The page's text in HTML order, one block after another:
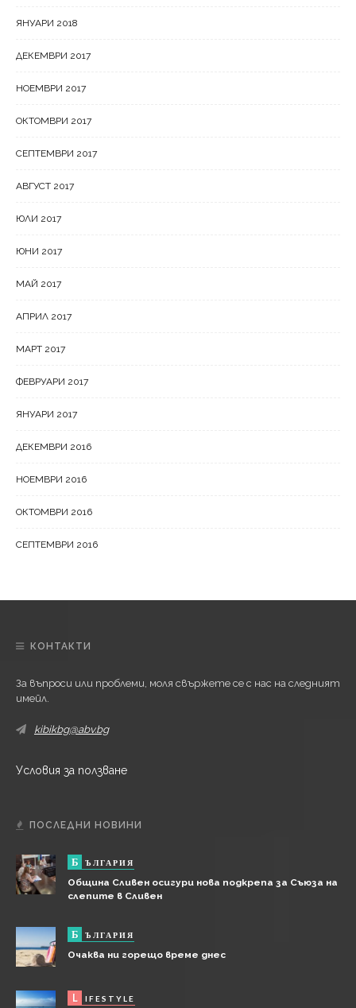
ЯНУАРИ 2018
ДЕКЕМВРИ 2017
НОЕМВРИ 2017
ОКТОМВРИ 2017
СЕПТЕМВРИ 2017
АВГУСТ 2017
ЮЛИ 2017
ЮНИ 2017
МАЙ 2017
АПРИЛ 2017
МАРТ 2017
ФЕВРУАРИ 2017
ЯНУАРИ 2017
ДЕКЕМВРИ 2016
НОЕМВРИ 2016
ОКТОМВРИ 2016
СЕПТЕМВРИ 2016
КОНТАКТИ
За въпроси или проблеми, моля свържете се с нас на следният
имейл.
kibikbg@abv.bg
Условия за ползване
ПОСЛЕДНИ НОВИНИ
Б ЪЛГАРИЯ
Община Сливен осигури нова подкрепа за Съюза на
слепите в Сливен
Б ЪЛГАРИЯ
Очаква ни горещо време днес
L IFESTYLE